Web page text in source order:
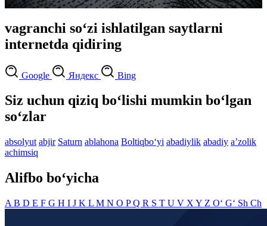
vagranchi so‘zi ishlatilgan saytlarni
internetda qidiring
Google Яндекс Bing
Siz uchun qiziq bo‘lishi mumkin bo‘lgan
so‘zlar
absolyut abjir Saturn ablahona Boltiqbo‘yi abadiylik abadiy aʼzolik
achimsiq
Alifbo bo‘yicha
A B D E F G H I J K L M N O PQ R S T U V X Y Z O‘ G‘ Sh Ch